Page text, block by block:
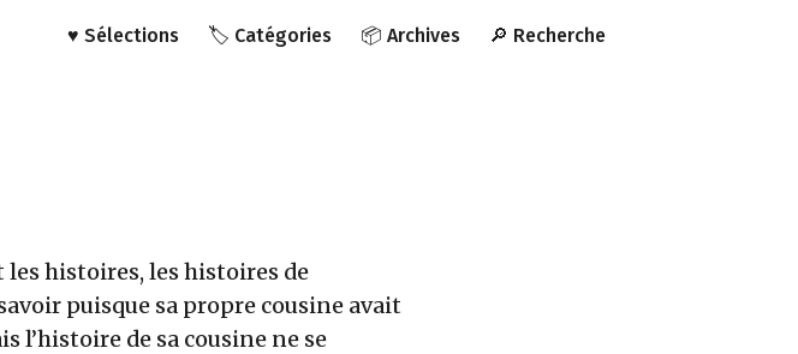
♥️ Sélections 🏷️ Catégories 📦 Archives 🔎 Recherche
les histoires, les histoires de
puisque sa propre cousine avait
l’histoire de sa cousine ne se